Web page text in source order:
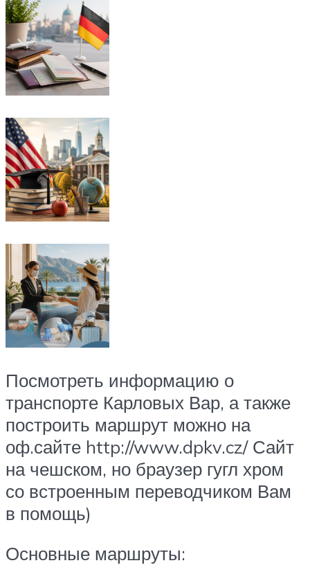
Посмотреть информацию о
транспорте Карловых Вар, а также
построить маршрут можно на
оф.сайте http://www.dpkv.cz/ Сайт
на чешском, но браузер гугл хром
со встроенным переводчиком Вам
в помощь)
Основные маршруты: